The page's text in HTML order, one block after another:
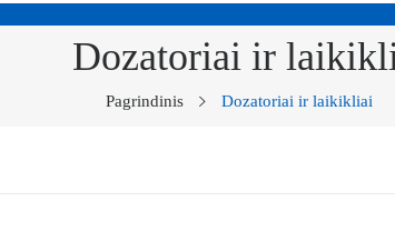
Dozatoriai ir
Pagrindinis Dozatoriai ir laikikliai